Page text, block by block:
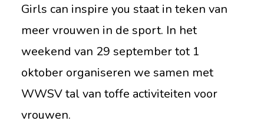
Girls can inspire you staat in teken van
meer vrouwen in de sport. In het
weekend van 29 september tot 1
oktober organiseren we samen met
WWSV tal van toffe activiteiten voor
vrouwen.